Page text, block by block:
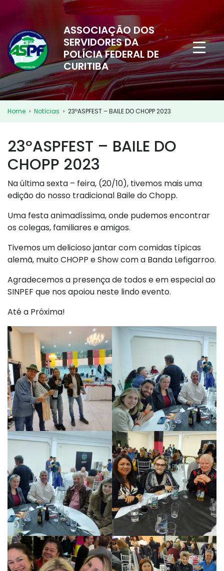
ASSOCIAÇÃO DOS
SERVIDORES DA
POLÍCIA FEDERAL DE
CURITIBA
Home › Notícias › 23ºASPFEST – BAILE DO CHOPP 2023
23ºASPFEST – BAILE DO
CHOPP 2023
Na última sexta – feira, (20/10), tivemos mais uma
edição do nosso tradicional Baile do Chopp.
Uma festa animadíssima, onde pudemos encontrar
os colegas, familiares e amigos.
Tivemos um delicioso jantar com comidas típicas
alemã, muito CHOPP e Show com a Banda Lefigarroo.
Agradecemos a presença de todos e em especial ao
SINPEF que nos apoiou neste lindo evento.
Até a Próxima!